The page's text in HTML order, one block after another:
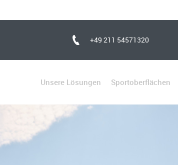
+49 211 54571320
Unsere Lösungen Sportoberflächen